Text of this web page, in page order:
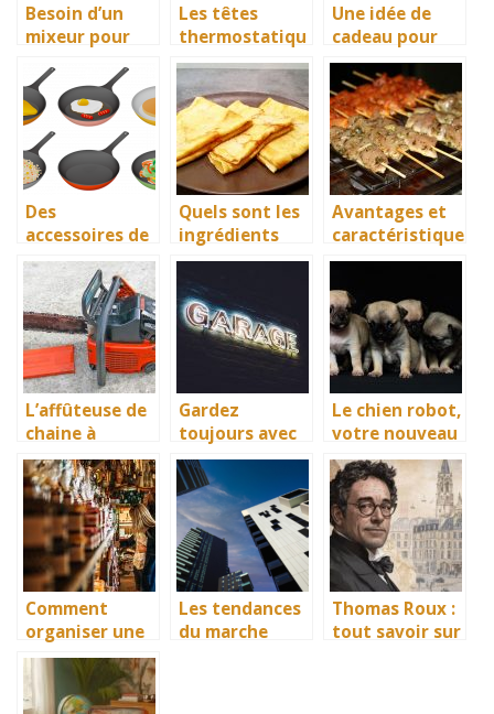
Besoin d’un
mixeur pour
pâtissièries?
Les têtes
thermostatiqu
es, des
véritables
régulateur de
température
Une idée de
cadeau pour
enfant : Le
quad
électrique
Des
accessoires de
qualité, les
poêles à
inductions
Quels sont les
ingrédients
indispensables
pour bien faire
les crêpes ?
Avantages et
caractéristique
s du chariot
L’affûteuse de
chaine à
tronçonneuse,
un équipement
idéal pour
affûter au
mieux votre
chaine à
tronçonneuse
Gardez
toujours avec
vous un
numéro de
garagiste
Le chien robot,
votre nouveau
compagnon
Comment
organiser une
séance
shopping entre
amies ?
Les tendances
du marche
Thomas Roux :
tout savoir sur